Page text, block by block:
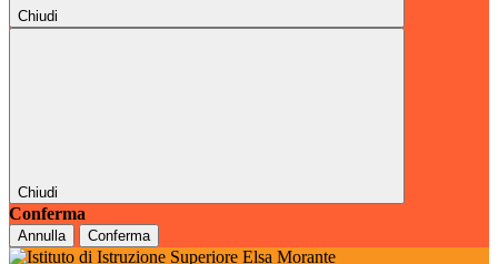
Chiudi
Chiudi
Conferma
Annulla Conferma